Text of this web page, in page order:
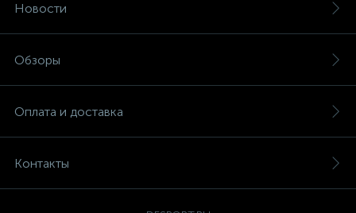
Новости
Обзоры
Оплата и доставка
Контакты